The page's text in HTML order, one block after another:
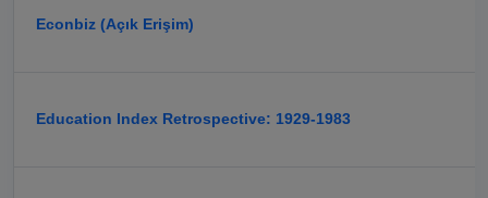
Econbiz (Açık Erişim)
Education Index Retrospective: 1929-1983